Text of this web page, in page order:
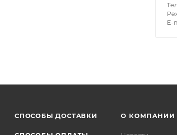
E-
СПОСОБЫ ДОСТАВКИ О КОМПАНИИ